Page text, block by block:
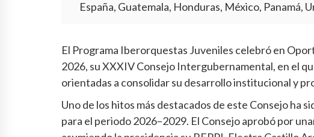
España, Guatemala, Honduras, México, Panamá,
El Programa Iberorquestas Juveniles celebró en
2026, su XXXIV Consejo Intergubernamental, en el
orientadas a consolidar su desarrollo institucional y
Uno de los hitos más destacados de este Consejo ha
para el periodo 2026–2029. El Consejo aprobó por